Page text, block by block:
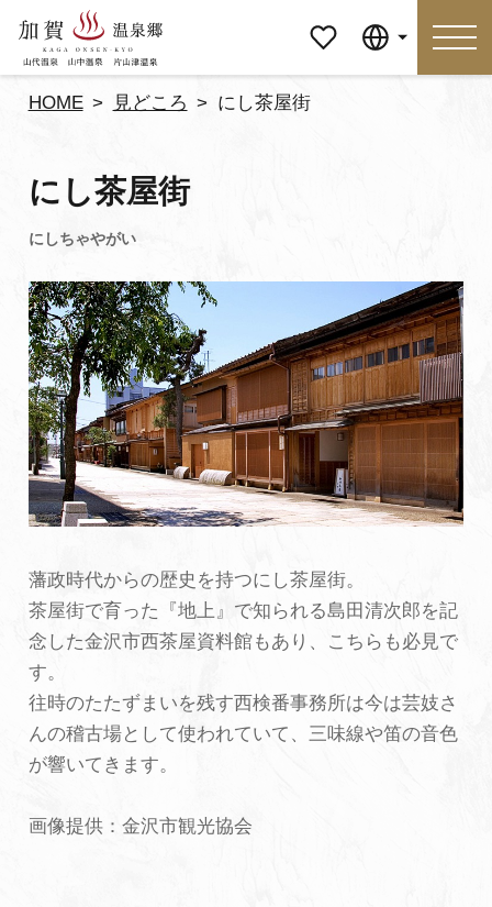
ージ
特集
見どころ 食べる
おみやげ イベント
泊まる アクセス
マイページ
加賀に泊まって！北陸巡り♪
加賀 旅先納税
FAQ
HOME 見どころ にし茶屋街
にし茶屋街
藩政時代からの歴史を持つにし茶屋街。
茶屋街で育った『地上』で知られる島田清次郎を記
念した金沢市西茶屋資料館もあり、こちらも必見で
す。
往時のたたずまいを残す西検番事務所は今は芸妓さ
んの稽古場として使われていて、三味線や笛の音色
が響いてきます。
画像提供：金沢市観光協会